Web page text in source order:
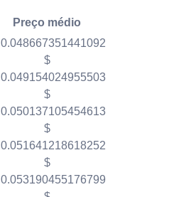
Preço médio
0.048667351441092
$
0.049154024955503
$
0.050137105454613
$
0.051641218618252
$
0.053190455176799